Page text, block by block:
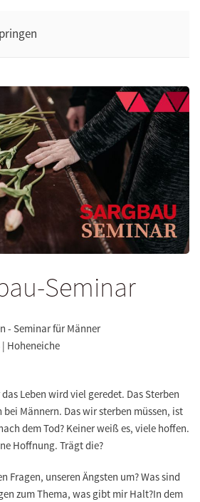
Seminar
- Seminar für Männer
| Hoheneiche
Leben wird viel geredet. Das Sterben
Männern. Das wir sterben müssen, ist
dem Tod? Keiner weiß es, viele hoffen.
Hoffnung. Trägt die?
Fragen, unseren Ängsten um? Was sind
zum Thema, was gibt mir Halt?In dem